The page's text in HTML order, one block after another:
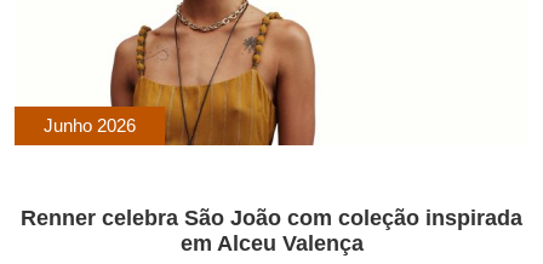
Junho 2026
Renner celebra São João com coleção inspirada
em Alceu Valença